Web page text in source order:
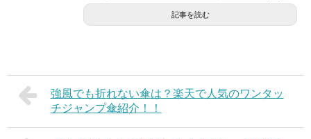
記事を読む
強風でも折れない傘は？楽天で人気のワンタッ
チジャンプ傘紹介！！